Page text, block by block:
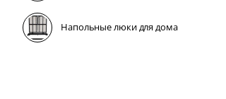
Напольные люки для дома